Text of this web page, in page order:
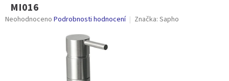
MI016
Průměrné
Neohodnoceno Podrobnosti hodnocení Značka: Sapho